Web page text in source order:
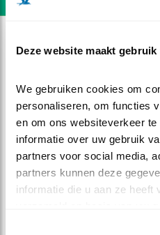
Deze website maakt
We gebruiken cookies om
personaliseren, om functies
en om ons websiteverkeer
informatie over uw gebruik
partners voor social media,
partners kunnen deze
informatie die u aan ze heeft